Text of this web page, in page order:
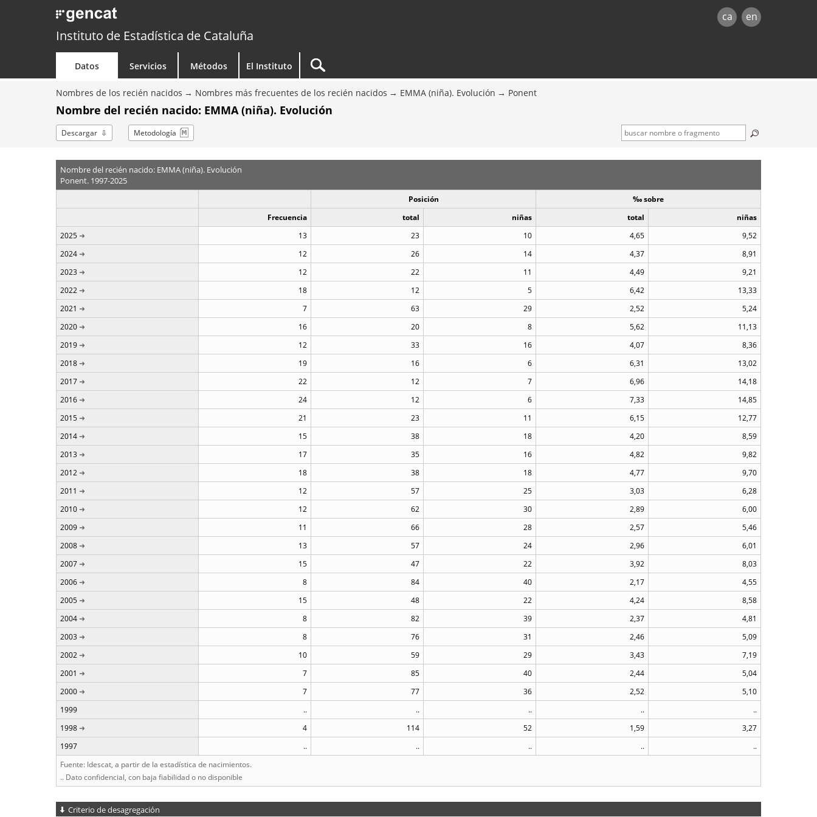
ca en
Instituto de Estadística de Cataluña
Datos Servicios Métodos El Instituto
Nombres de los recién nacidos Nombres más frecuentes de los recién nacidos EMMA (niña). Evolución Ponent
Nombre del recién nacido: EMMA (niña). Evolución
Descargar Metodología
Nombre del recién nacido: EMMA (niña). Evolución
Ponent. 1997-2025
Posición
‰ sobre
Frecuencia
total niñas total
niñas
2025
13 23 10 4,65
9,52
2024
12 26 14 4,37
8,91
2023
12 22 11 4,49
9,21
2022
18 12 5 6,42
13,33
2021
7 63 29 2,52
5,24
2020
16 20 8 5,62
11,13
2019
12 33 16 4,07
8,36
2018
19 16 6 6,31
13,02
2017
22 12 7 6,96
14,18
2016
24 12 6 7,33
14,85
2015
21 23 11 6,15
12,77
2014
15 38 18 4,20
8,59
2013
17 35 16 4,82
9,82
2012
18 38 18 4,77
9,70
2011
12 57 25 3,03
6,28
2010
12 62 30 2,89
6,00
2009
11 66 28 2,57
5,46
2008
13 57 24 2,96
6,01
2007
15 47 22 3,92
8,03
2006
8 84 40 2,17
4,55
2005
15 48 22 4,24
8,58
2004
8 82 39 2,37
4,81
2003
8 76 31 2,46
5,09
2002
10 59 29 3,43
7,19
2001
7 85 40 2,44
5,04
2000
7 77 36 2,52
5,10
1999
.. .. .. ..
..
1998
4 114 52 1,59
3,27
1997
.. .. .. ..
..
Fuente: Idescat, a partir de la estadística de nacimientos.
.. Dato confidencial, con baja fiabilidad o no disponible
Criterio de desagregación